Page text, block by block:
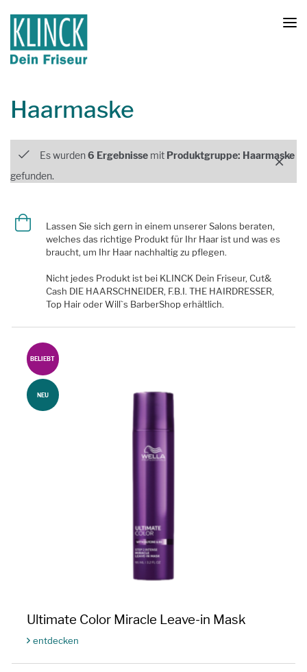
Haarmaske
Produktfilter
Es wurden6 Ergebnisse mit Produktgruppe: Haarmaske
gefunden.
Lassen Sie sich gern in einem unserer Salons beraten,
welches das richtige Produkt für Ihr Haar ist und was es
braucht, um Ihr Haar nachhaltig zu pflegen.
Nicht jedes Produkt ist bei KLINCK Dein Friseur, Cut&
Cash DIE HAARSCHNEIDER, F.B.I. THE HAIRDRESSER,
Top Hair oder Will`s BarberShop erhältlich.
BELIEBT
NEU
Ultimate Color Miracle Leave-in Mask
entdecken